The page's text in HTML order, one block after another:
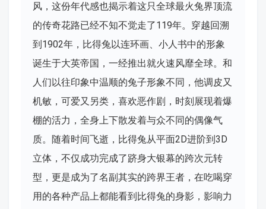
风，这份年代感也揭示着这只全球最火兔界顶流
的传奇花路已经不知不觉走了119年。穿越回溯
到1902年，比得兔以连环画、小人书中的形象
诞生于大英帝国，一经推出就火速风靡全球。和
人们以往印象中温顺的兔子形象不同，他调皮又
机敏，可爱又另类，喜欢恶作剧，时刻展现着爆
棚的活力，全身上下散发着与众不同的偶像气
质。随着时间飞逝，比得兔从平面2D进阶到3D
立体，不仅成功完成了跻身大银幕的跨次元转
型，更是成为了名副其实的跨界王者，在吃喝穿
用的各种产品上都能看到比得兔的身影，影响力